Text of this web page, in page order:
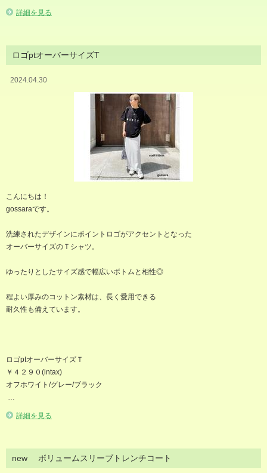
詳細を見る
ロゴptオーバーサイズT
2024.04.30
こんにちは！
gossaraです。
洗練されたデザインにポイントロゴがアクセントとなった
オーバーサイズのＴシャツ。
ゆったりとしたサイズ感で幅広いボトムと相性◎
程よい厚みのコットン素材は、長く愛用できる
耐久性も備えています。
ロゴptオーバーサイズＴ
￥４２９０(intax)
オフホワイト/グレー/ブラック
…
詳細を見る
new ボリュームスリーブトレンチコート